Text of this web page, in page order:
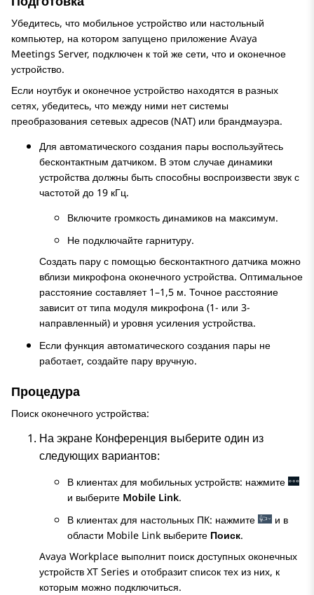
Убедитесь, что мобильное устройство или настольный
компьютер, на котором запущено приложение Avaya
Meetings Server, подключен к той же сети, что и оконечное
устройство.
Если ноутбук и оконечное устройство находятся в разных
сетях, убедитесь, что между ними нет системы
преобразования сетевых адресов (NAT) или брандмауэра.
Для автоматического создания пары воспользуйтесь
бесконтактным датчиком. В этом случае динамики
устройства должны быть способны воспроизвести звук с
частотой до 19 кГц.
Включите громкость динамиков на максимум.
Не подключайте гарнитуру.
Создать пару с помощью бесконтактного датчика можно
вблизи микрофона оконечного устройства. Оптимальное
расстояние составляет 1–1,5 м. Точное расстояние
зависит от типа модуля микрофона (1- или 3-
направленный) и уровня усиления устройства.
Если функция автоматического создания пары не
работает, создайте пару вручную.
Процедура
Поиск оконечного устройства:
На экране Конференция выберите один из
следующих вариантов:
В клиентах для мобильных устройств: нажмите
и выберите Mobile Link.
В клиентах для настольных ПК: нажмите
и в
области Mobile Link выберите Поиск.
Avaya Workplace выполнит поиск доступных оконечных
устройств XT Series и отобразит список тех из них, к
которым можно подключиться.